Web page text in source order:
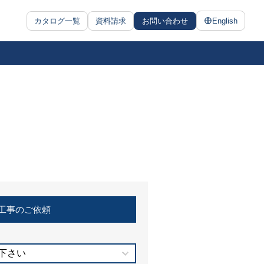
カタログ一覧 資料請求 お問い合わせ English
事のご依頼
さい